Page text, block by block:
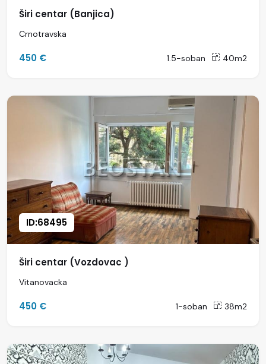
Širi centar (Banjica)
Crnotravska
450 € 1.5-soban 40m2
ID:68495
Širi centar (Vozdovac )
Vitanovacka
450 € 1-soban 38m2